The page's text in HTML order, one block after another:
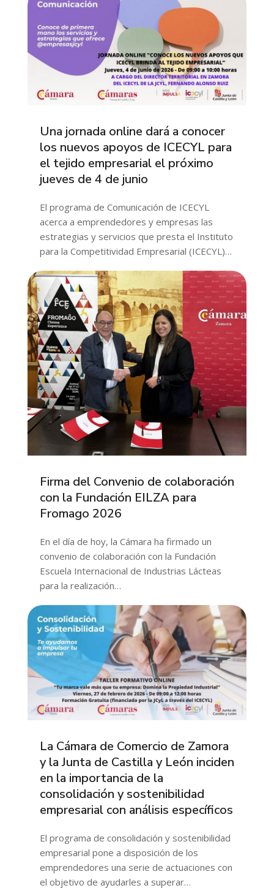
Una jornada online dará a conocer
los nuevos apoyos de ICECYL para
el tejido empresarial el próximo
jueves de 4 de junio
El programa de Comunicación de ICECYL
acerca a emprendedores y empresas las
estrategias y servicios que presta el Instituto
para la Competitividad Empresarial (ICECYL)…
Firma del Convenio de colaboración
con la Fundación EILZA para
Fromago 2026
En el día de hoy, la Cámara ha firmado un
convenio de colaboración con la Fundación
Escuela Internacional de Industrias Lácteas
para la realización…
La Cámara de Comercio de Zamora
y la Junta de Castilla y León inciden
en la importancia de la
consolidación y sostenibilidad
empresarial con análisis específicos
El programa de consolidación y sostenibilidad
empresarial pone a disposición de los
emprendedores una serie de actuaciones con
el objetivo de ayudarles a superar…